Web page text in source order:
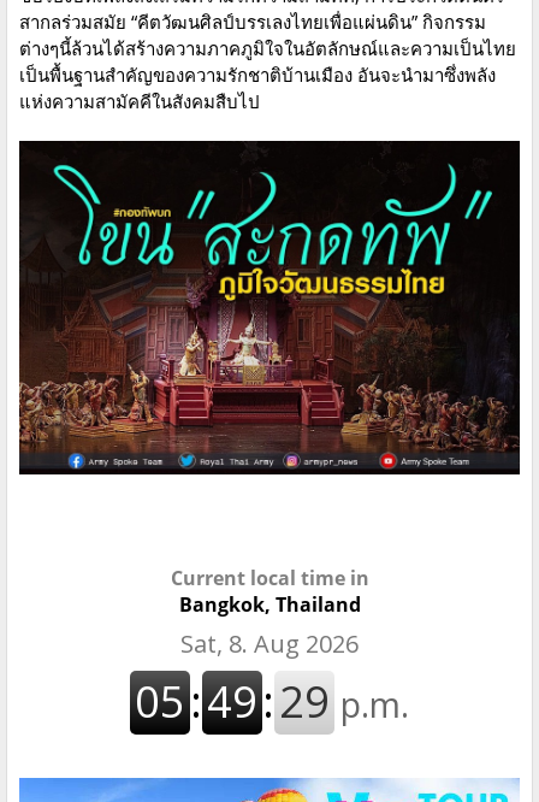
สากลร่วมสมัย “คีตวัฒนศิลป์บรรเลงไทยเพื่อแผ่นดิน” กิจกรรม
ต่างๆนี้ล้วนได้สร้างความภาคภูมิใจในอัตลักษณ์และความเป็นไทย
เป็นพื้นฐานสำคัญของความรักชาติบ้านเมือง อันจะนำมาซึ่งพลัง
แห่งความสามัคคีในสังคมสืบไป
Current local time in
Bangkok, Thailand